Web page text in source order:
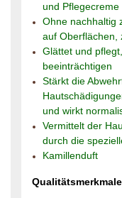
und Pflegecreme
Ohne nachhaltig
auf Oberflächen,
Glättet und
beeinträchtigen
Stärkt die
und wirkt
Vermittelt der
durch die
Kamillenduft